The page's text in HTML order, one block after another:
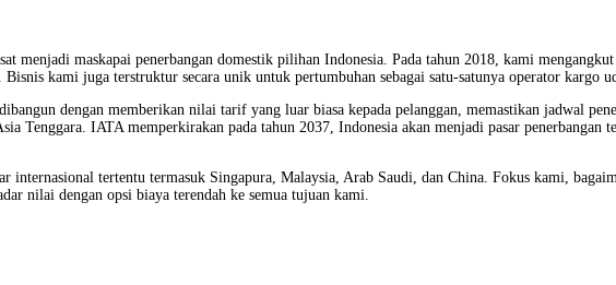
menjadi maskapai penerbangan domestik pilihan Indonesia. Pada tahun 2018, kami
kami juga terstruktur secara unik untuk pertumbuhan sebagai satu-satunya operator kargo
dengan memberikan nilai tarif yang luar biasa kepada pelanggan, memastikan jadwal
Tenggara. IATA memperkirakan pada tahun 2037, Indonesia akan menjadi pasar penerbangan
internasional tertentu termasuk Singapura, Malaysia, Arab Saudi, dan China. Fokus kami,
nilai dengan opsi biaya terendah ke semua tujuan kami.